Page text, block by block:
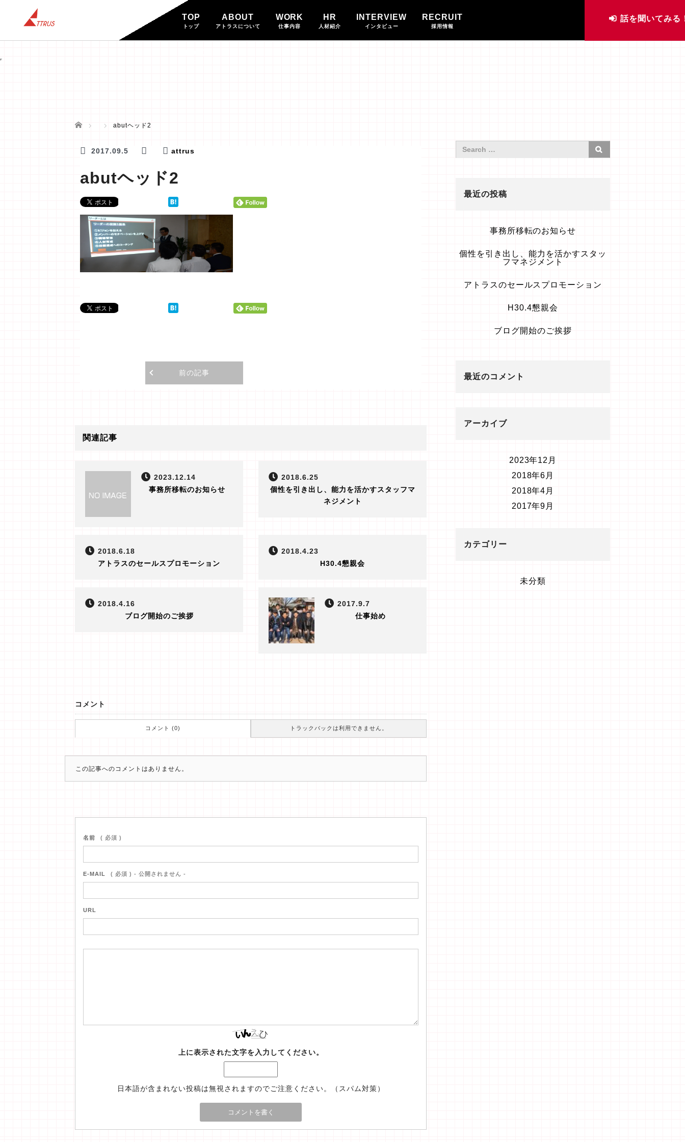
TOP
トップ
ABOUT
アトラスについて
WORK
仕事内容
HR
人材紹介
INTERVIEW
インタビュー
RECRUIT
採用情報
話を聞いてみる
ホーム abutヘッド2
2017.09.5 attrus
abutヘッド2
前の記事
関連記事
2023.12.14
事務所移転のお知らせ
2018.6.25
個性を引き出し、能力を活かすスタッフマ
ネジメント
2018.6.18
アトラスのセールスプロモーション
2018.4.23
H30.4懇親会
2018.4.16
ブログ開始のご挨拶
2017.9.7
仕事始め
コメント
コメント (0) トラックバックは利用できません。
この記事へのコメントはありません。
名前 ( 必須 )
E-MAIL ( 必須 ) - 公開されません -
URL
上に表示された文字を入力してください。
日本語が含まれない投稿は無視されますのでご注意ください。（スパム対策）
最近の投稿
事務所移転のお知らせ
個性を引き出し、能力を活かすスタッ
フマネジメント
アトラスのセールスプロモーション
H30.4懇親会
ブログ開始のご挨拶
最近のコメント
アーカイブ
2023年12月
2018年6月
2018年4月
2017年9月
カテゴリー
未分類